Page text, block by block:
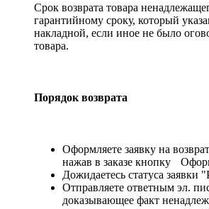
Срок возврата товара
гарантийному сроку, который
накладной, если иное не было
товара.
Порядок возврата
Оформляете заявку на
нажав в заказе кнопку
Дожидаетесь статуса заявки
Отправляете ответным эл.
доказывающее факт